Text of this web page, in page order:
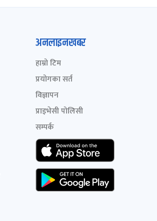
अनलाइनखबर
हाम्रो टिम
प्रयोगका सर्त
विज्ञापन
प्राइभेसी पोलिसी
सम्पर्क